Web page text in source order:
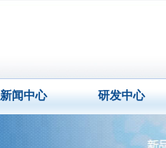
新闻中心 研发中心